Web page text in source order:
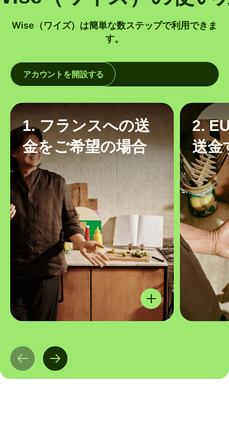
Wise（ワイズ）は簡単な数ステップで利用できま
す。
アカウントを開設する
1. フランスへの送
金をご希望の場合
2.
送金